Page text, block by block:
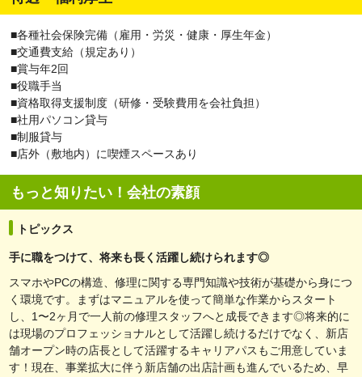
■各種社会保険完備（雇用・労災・健康・厚生年金）
■交通費支給（規定あり）
■賞与年2回
■役職手当
■資格取得支援制度（研修・受験費用を会社負担）
■社用パソコン貸与
■制服貸与
■店外（敷地内）に喫煙スペースあり
もっと知りたい！会社の素顔
トピックス
手に職をつけて、将来も長く活躍し続けられます◎
スマホやPCの構造、修理に関する専門知識や技術が基礎から身につ
く環境です。まずはマニュアルを使って簡単な作業からスタート
し、1〜2ヶ月で一人前の修理スタッフへと成長できます◎将来的に
は現場のプロフェッショナルとして活躍し続けるだけでなく、新店
舗オープン時の店長として活躍するキャリアパスもご用意していま
す！現在、事業拡大に伴う新店舗の出店計画も進んでいるため、早